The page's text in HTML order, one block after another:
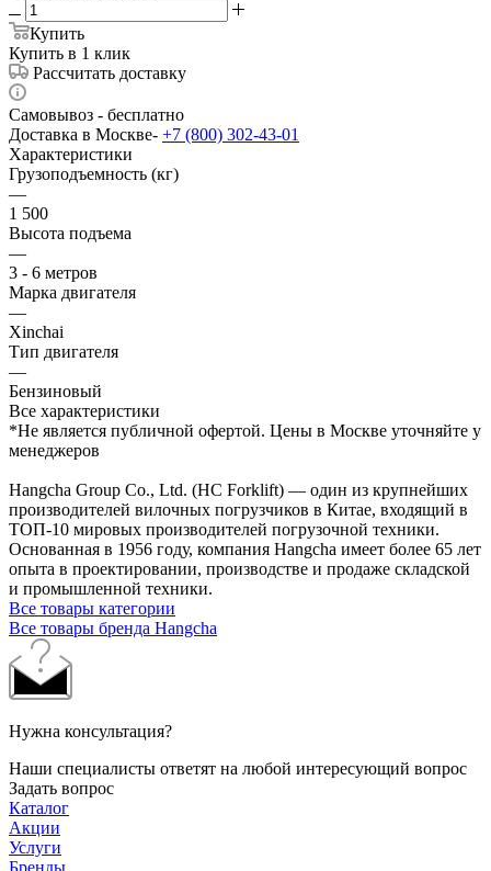
Купить
Купить в 1 клик
Рассчитать доставку
Самовывоз - бесплатно
Доставка в Москве- +7 (800) 302-43-01
Характеристики
Грузоподъемность (кг)
—
1 500
Высота подъема
—
3 - 6 метров
Марка двигателя
—
Xinchai
Тип двигателя
—
Бензиновый
Все характеристики
*Не является публичной офертой. Цены в Москве уточняйте у
менеджеров
Hangcha Group Co., Ltd. (HC Forklift) — один из крупнейших
производителей вилочных погрузчиков в Китае, входящий в
ТОП-10 мировых производителей погрузочной техники.
Основанная в 1956 году, компания Hangcha имеет более 65 лет
опыта в проектировании, производстве и продаже складской
и промышленной техники.
Все товары категории
Все товары бренда Hangcha
Нужна консультация?
Наши специалисты ответят на любой интересующий вопрос
Задать вопрос
Каталог
Акции
Услуги